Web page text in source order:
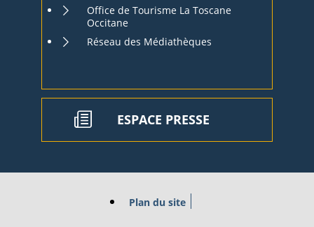
Office de Tourisme La Toscane
Occitane
Réseau des Médiathèques
ESPACE PRESSE
Plan du site